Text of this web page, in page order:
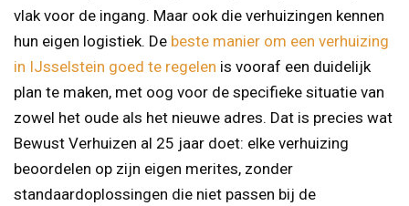
vlak voor de ingang. Maar ook die verhuizingen kennen
hun eigen logistiek. De beste manier om een verhuizing
in IJsselstein goed te regelen is vooraf een duidelijk
plan te maken, met oog voor de specifieke situatie van
zowel het oude als het nieuwe adres. Dat is precies wat
Bewust Verhuizen al 25 jaar doet: elke verhuizing
beoordelen op zijn eigen merites, zonder
standaardoplossingen die niet passen bij de